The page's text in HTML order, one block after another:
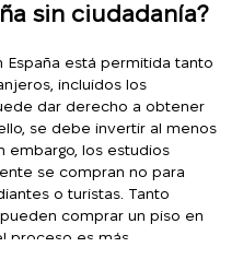
sin ciudadanía?
está permitida tanto
incluidos los
dar derecho a obtener
se debe invertir al menos
embargo, los estudios
se compran no para
o turistas. Tanto
comprar un piso en
proceso es más